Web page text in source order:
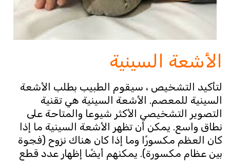
الأشعة السينية
لتأكيد التشخيص ، سيقوم الطبيب بطلب الأشعة
السينية للمعصم. الأشعة السينية هي تقنية
التصوير التشخيصي الأكثر شيوعا والمتاحة على
نطاق واسع. يمكن أن تظهر الأشعة السينية ما إذا
كان العظم مكسورًا وما إذا كان هناك نزوح (فجوة
بين عظام مكسورة). يمكنهم أيضًا إظهار عدد قطع